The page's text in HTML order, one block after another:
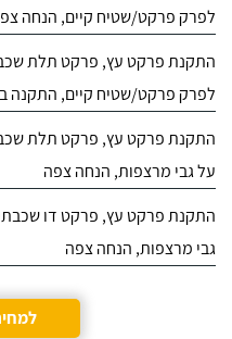
לפרק פרקט/שטיח קיים, הנחה
התקנת פרקט עץ, פרקט תלת
לפרק פרקט/שטיח קיים, התקנה
התקנת פרקט עץ, פרקט תלת
על גבי מרצפות, הנחה צפה
התקנת פרקט עץ, פרקט דו
גבי מרצפות, הנחה צפה